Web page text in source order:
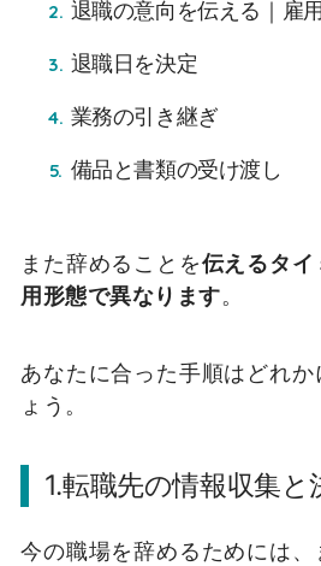
退職の意向を伝える｜雇
退職日を決定
業務の引き継ぎ
備品と書類の受け渡し
また辞めることを伝えるタ
用形態で異なります。
あなたに合った手順はどれ
ょう。
1.転職先の情報収集と
今の職場を辞めるためには、